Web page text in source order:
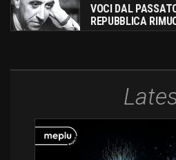
VOCI DAL
REPUBBLICA